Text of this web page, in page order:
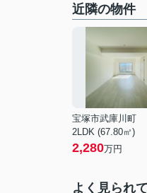
近隣の物件
宝塚市武庫川町
2LDK (67.80㎡)
2,280万円
よく見られ